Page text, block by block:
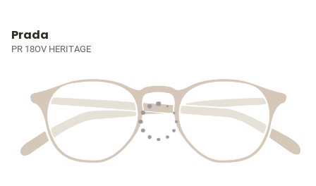
Prada
PR 18OV HERITAGE